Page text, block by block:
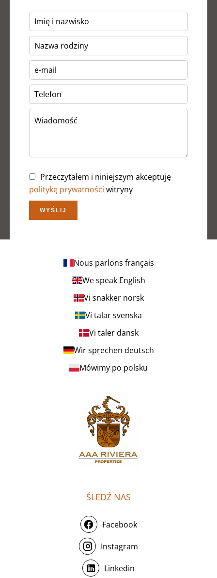
Przeczytałem i niniejszym akceptuję
politykę prywatności witryny
WYŚLIJ
Nous parlons français
We speak English
Vi snakker norsk
Vi talar svenska
Vi taler dansk
Wir sprechen deutsch
Mówimy po polsku
ŚLEDŹ NAS
Facebook
Instagram
Linkedin